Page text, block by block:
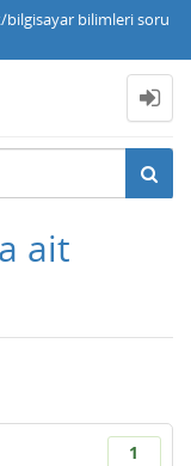
bilimleri soru
ait
1